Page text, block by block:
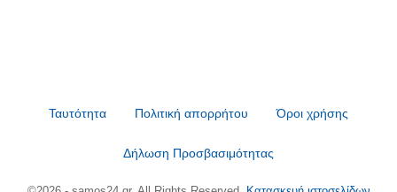
Ταυτότητα Πολιτική απορρήτου Όροι χρήσης
Δήλωση Προσβασιμότητας